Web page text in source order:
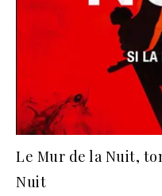
Le Mur de la Nuit,
Nuit